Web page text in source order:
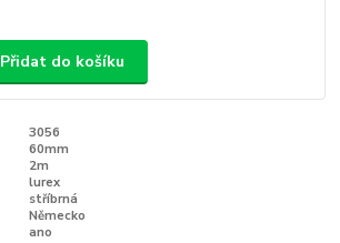
Přidat do košíku
3056
60mm
2m
lurex
stříbrná
Německo
ano